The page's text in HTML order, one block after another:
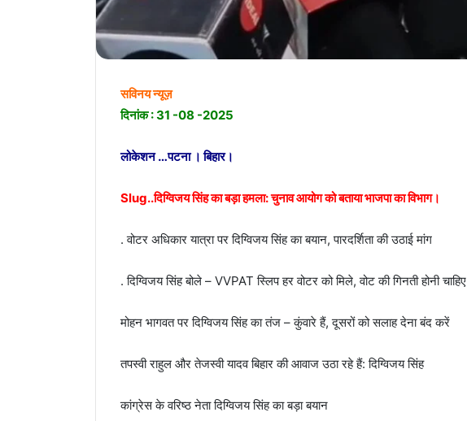
सविनय न्यूज़
दिनांक : 31 -08 -2025
लोकेशन …पटना । बिहार।
Slug..दिग्विजय सिंह का बड़ा हमला: चुनाव आयोग को बताया भाजपा का विभाग।
. वोटर अधिकार यात्रा पर दिग्विजय सिंह का बयान, पारदर्शिता की उठाई मांग
. दिग्विजय सिंह बोले – VVPAT स्लिप हर वोटर को मिले, वोट की गिनती होनी चाहिए
मोहन भागवत पर दिग्विजय सिंह का तंज – कुंवारे हैं, दूसरों को सलाह देना बंद करें
तपस्वी राहुल और तेजस्वी यादव बिहार की आवाज उठा रहे हैं: दिग्विजय सिंह
कांग्रेस के वरिष्ठ नेता दिग्विजय सिंह का बड़ा बयान